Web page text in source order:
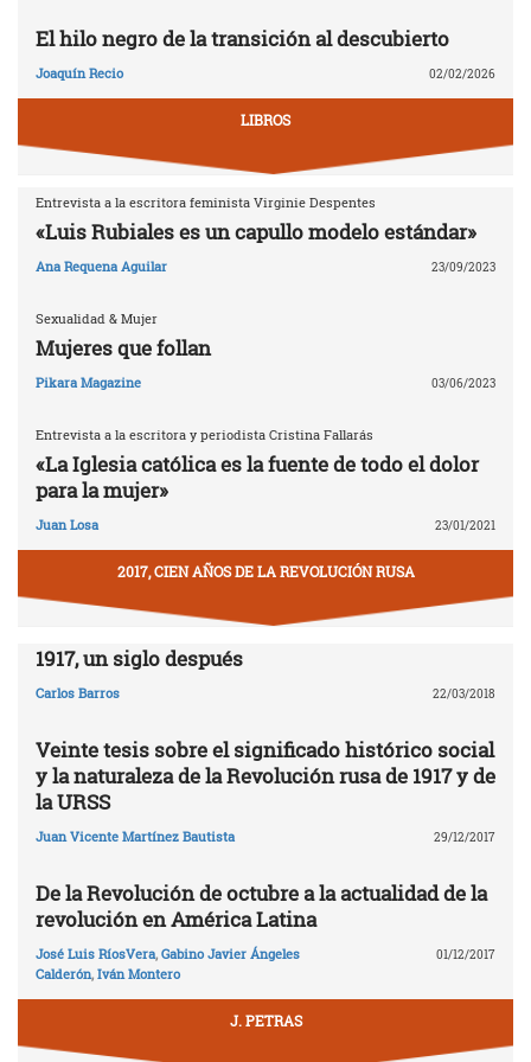
El hilo negro de la transición al descubierto
Joaquín Recio 02/02/2026
LIBROS
Entrevista a la escritora feminista Virginie Despentes
«Luis Rubiales es un capullo modelo estándar»
Ana Requena Aguilar 23/09/2023
Sexualidad & Mujer
Mujeres que follan
Pikara Magazine 03/06/2023
Entrevista a la escritora y periodista Cristina Fallarás
«La Iglesia católica es la fuente de todo el dolor
para la mujer»
Juan Losa 23/01/2021
2017, CIEN AÑOS DE LA REVOLUCIÓN RUSA
1917, un siglo después
Carlos Barros 22/03/2018
Veinte tesis sobre el significado histórico social
y la naturaleza de la Revolución rusa de 1917 y de
la URSS
Juan Vicente Martínez Bautista 29/12/2017
De la Revolución de octubre a la actualidad de la
revolución en América Latina
José Luis RíosVera, Gabino Javier Ángeles
Calderón, Iván Montero
01/12/2017
J. PETRAS